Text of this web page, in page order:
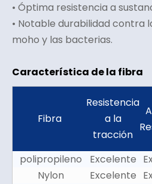
• Óptima resistencia a
• Notable durabilidad contra
moho y las bacterias.
Característica de la fibra
Fibra
Resistencia
a la
tracción
polipropileno Excelente
Nylon
Excelente